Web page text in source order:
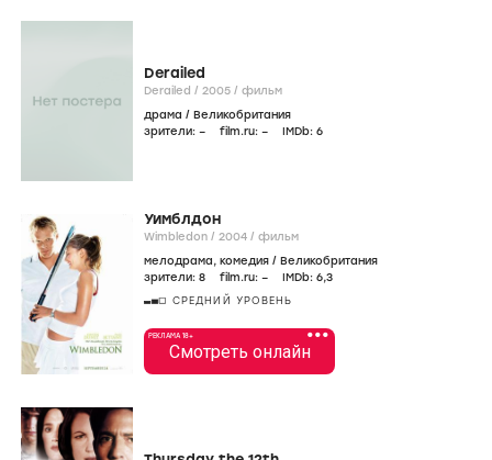
Derailed
Derailed / 2005 / фильм
драма / Великобритания
зрители: – film.ru: – IMDb: 6
Уимблдон
Wimbledon / 2004 / фильм
мелодрама, комедия / Великобритания
зрители: 8 film.ru: – IMDb: 6,3
СРЕДНИЙ УРОВЕНЬ
•••
РЕКЛАМА 18+
Смотреть онлайн